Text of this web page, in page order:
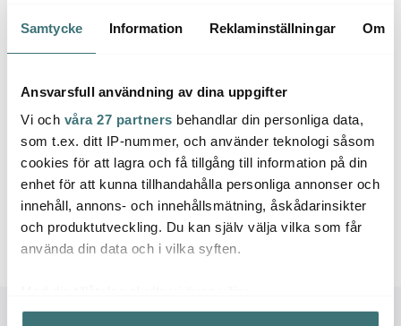
Samtycke Information Reklaminställningar Om
Ansvarsfull användning av dina uppgifter
Vi och våra 27 partners behandlar din personliga data,
som t.ex. ditt IP-nummer, och använder teknologi såsom
cookies för att lagra och få tillgång till information på din
enhet för att kunna tillhandahålla personliga annonser och
innehåll, annons- och innehållsmätning, åskådarinsikter
och produktutveckling. Du kan själv välja vilka som får
använda din data och i vilka syften.
Samla in information om din geografiska plats som
Nuts bivaxdukar
Alla Nuts Innovations produkter är komposterbara,
återanvändbara och tillverkade av 100% naturliga material.
Med Nuts bivaxdukar skyddar du livsmedel så som bröd, ost
eller överblivna matrester. Dukarna fungerar även utmärkt över
en jäsande deg eller för att slå in smörgåsar och frukt till
utflykten. Snyggt, ekonomiskt, klimatsmart och praktiskt!